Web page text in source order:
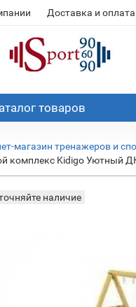
Доставка и оплата
товаров
магазин тренажеров и
комплекс Kidigo Уютный
наличие